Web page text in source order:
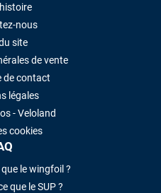
nous
site
de vente
de contact
légales
- Veloland
cookies
que le wingfoil ?
que le SUP ?